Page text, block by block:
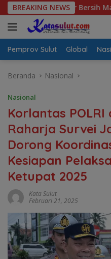
Langsung
ke
konten
BREAKING NEWS
Air Bersih Malalayang II
Pemprov Sulut Global
Beranda Nasional
Nasional
Korlantas POLRI
Raharja Survei
Dorong
Kesiapan
Ketupat 2025
Kata Sulut
Februari 21, 2025